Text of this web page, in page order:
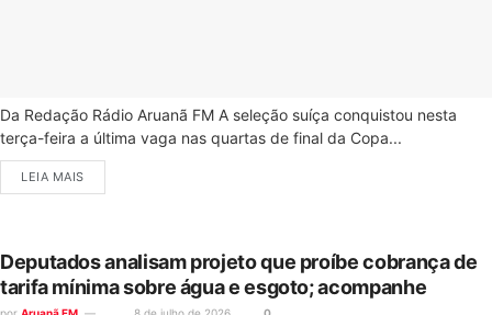
Da Redação Rádio Aruanã FM A seleção suíça conquistou nesta
terça-feira a última vaga nas quartas de final da Copa...
LEIA MAIS
Deputados analisam projeto que proíbe cobrança de
tarifa mínima sobre água e esgoto; acompanhe